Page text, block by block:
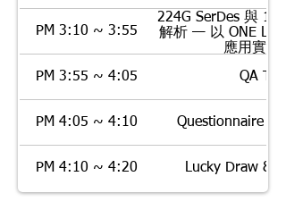
PM 3:10 ~ 3:55
224G SerDes 與
解析 — 以 ONE
應用實例
PM 3:55 ~ 4:05
QA Time
PM 4:05 ~ 4:10 Questionnaire &
PM 4:10 ~ 4:20 Lucky Draw &